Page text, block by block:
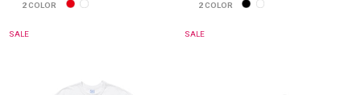
2COLOR 2COLOR
SALE SALE